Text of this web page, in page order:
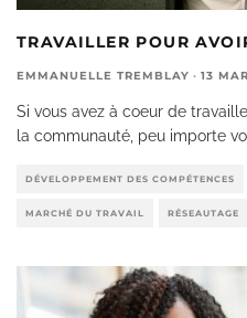
TRAVAILLER POUR
EMMANUELLE TREMBLAY · 13
Si vous avez à coeur de
la communauté, peu importe
DÉVELOPPEMENT DES COMPÉTENCES
MARCHÉ DU TRAVAIL RÉSEAUTAGE